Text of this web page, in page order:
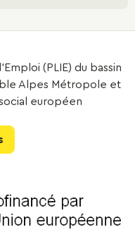
(PLIE) du bassin
Alpes Métropole et
européen